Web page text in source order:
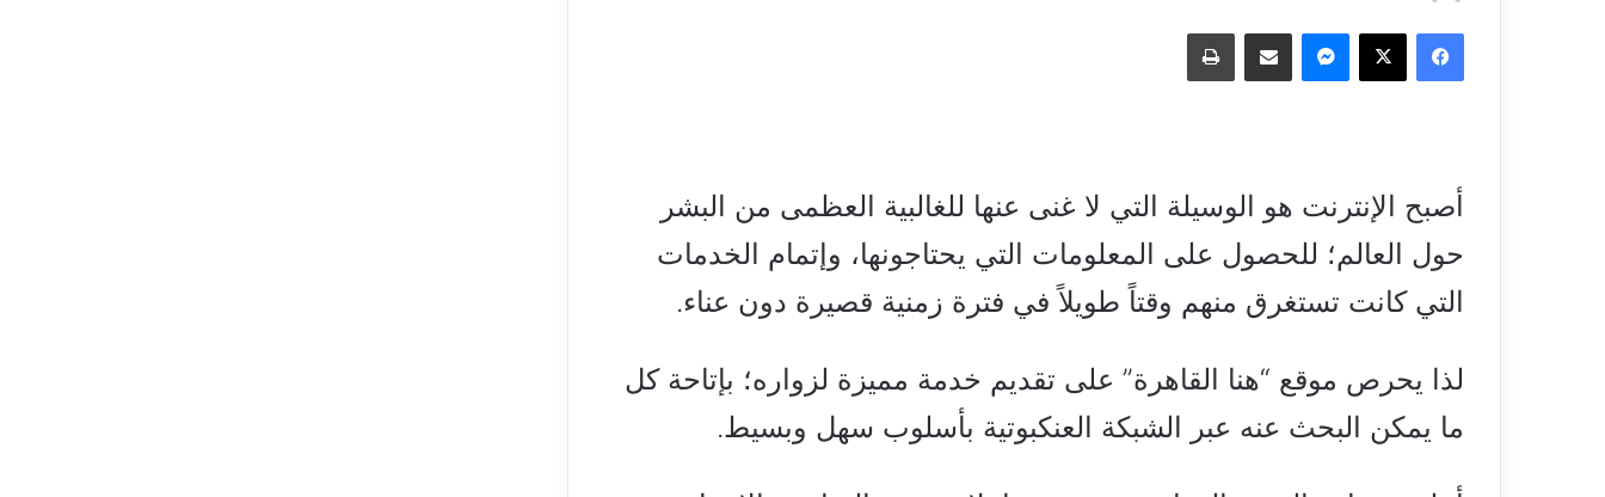
فيسبوك ‫X ماسنجر مشاركة عبر البريد طباعة
أصبح الإنترنت هو الوسيلة التي لا غنى عنها للغالبية العظمى من البشر
حول العالم؛ للحصول على المعلومات التي يحتاجونها، وإتمام الخدمات
التي كانت تستغرق منهم وقتاً طويلاً في فترة زمنية قصيرة دون عناء.
لذا يحرص موقع “هنا القاهرة” على تقديم خدمة مميزة لزواره؛ بإتاحة كل
ما يمكن البحث عنه عبر الشبكة العنكبوتية بأسلوب سهل وبسيط.